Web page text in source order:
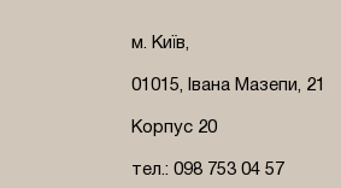
м. Київ,
01015, Івана Мазепи, 21
Корпус 20
тел.: 098 753 04 57